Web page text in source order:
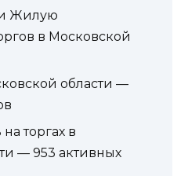
Жилую
в Московской
области —
торгах в
— 953 активных